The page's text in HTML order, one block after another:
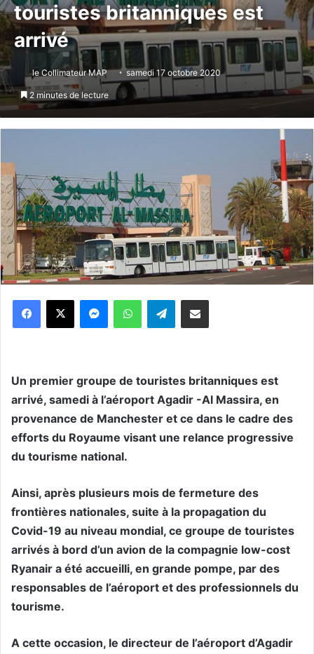
touristes britanniques est
arrivé
le Collimateur MAP samedi 17 octobre 2020
2 minutes de lecture
WhatsApp Telegram
Un premier groupe de touristes britanniques est
arrivé, samedi à l’aéroport Agadir -Al Massira, en
provenance de Manchester et ce dans le cadre des
efforts du Royaume visant une relance progressive
du tourisme national.
Ainsi, après plusieurs mois de fermeture des
frontières nationales, suite à la propagation du
Covid-19 au niveau mondial, ce groupe de touristes
arrivés à bord d’un avion de la compagnie low-cost
Ryanair a été accueilli, en grande pompe, par des
responsables de l’aéroport et des professionnels du
tourisme.
A cette occasion, le directeur de l’aéroport d’Agadir